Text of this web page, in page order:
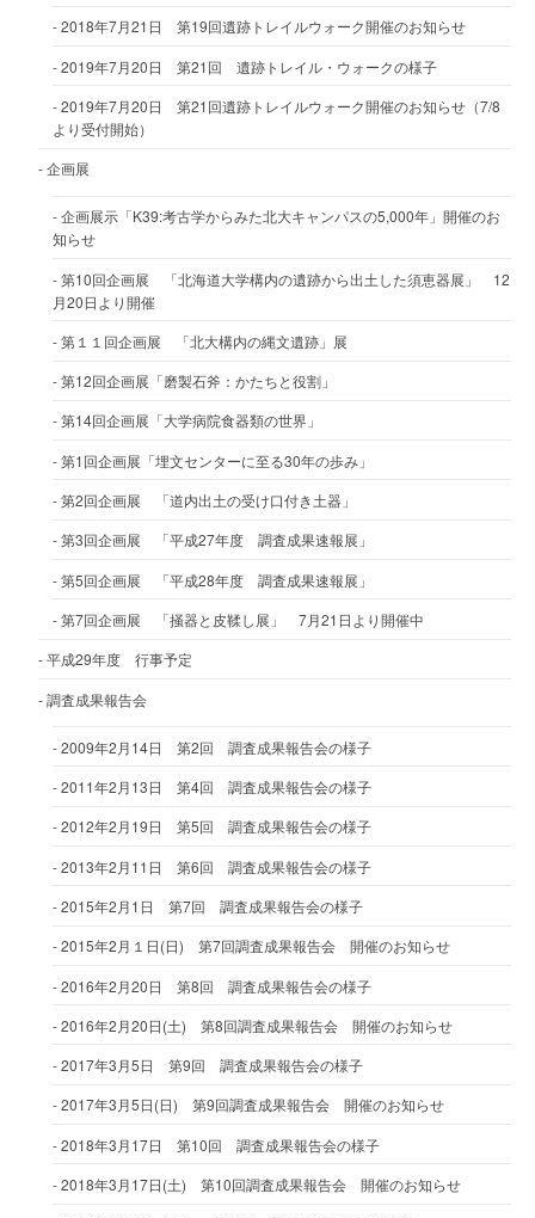
2018年7月21日 第19回遺跡トレイルウォーク開催のお知らせ
2019年7月20日 第21回 遺跡トレイル・ウォークの様子
2019年7月20日 第21回遺跡トレイルウォーク開催のお知らせ（7/8
より受付開始）
企画展
企画展示「K39:考古学からみた北大キャンパスの5,000年」開催のお
知らせ
第10回企画展 「北海道大学構内の遺跡から出土した須恵器展」 12
月20日より開催
第１１回企画展 「北大構内の縄文遺跡」展
第12回企画展「磨製石斧：かたちと役割」
第14回企画展「大学病院食器類の世界」
第1回企画展「埋文センターに至る30年の歩み」
第2回企画展 「道内出土の受け口付き土器」
第3回企画展 「平成27年度 調査成果速報展」
第5回企画展 「平成28年度 調査成果速報展」
第7回企画展 「掻器と皮鞣し展」 7月21日より開催中
平成29年度 行事予定
調査成果報告会
2009年2月14日 第2回 調査成果報告会の様子
2011年2月13日 第4回 調査成果報告会の様子
2012年2月19日 第5回 調査成果報告会の様子
2013年2月11日 第6回 調査成果報告会の様子
2015年2月1日 第7回 調査成果報告会の様子
2015年2月１日(日) 第7回調査成果報告会 開催のお知らせ
2016年2月20日 第8回 調査成果報告会の様子
2016年2月20日(土) 第8回調査成果報告会 開催のお知らせ
2017年3月5日 第9回 調査成果報告会の様子
2017年3月5日(日) 第9回調査成果報告会 開催のお知らせ
2018年3月17日 第10回 調査成果報告会の様子
2018年3月17日(土) 第10回調査成果報告会 開催のお知らせ